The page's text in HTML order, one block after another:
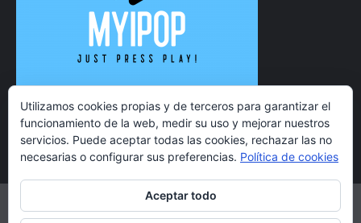
Utilizamos cookies propias y de terceros para garantizar el
funcionamiento de la web, medir su uso y mejorar nuestros
servicios. Puede aceptar todas las cookies, rechazar las no
necesarias o configurar sus preferencias. Política de cookies
Aceptar todo